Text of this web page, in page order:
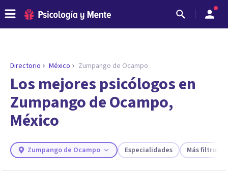
ENCONTRAR MI TERAPEUTA
¿Necesitas ayuda para encontrar el
psicólogo adecuado?
Responde a unas breves preguntas y te ofreceremos
los profesionales que más se ajustan a tus
Responder cuestionario
Directorio México Zumpango de Ocampo
Los mejores psicólogos en
Zumpango de Ocampo,
México
Zumpango de Ocampo Especialidades Más filtros